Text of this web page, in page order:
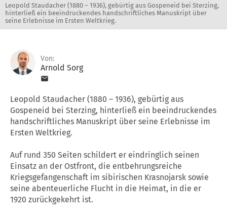
Leopold Staudacher (1880 – 1936), gebürtig aus Gospeneid bei Sterzing,
hinterließ ein beeindruckendes handschriftliches Manuskript über
seine Erlebnisse im Ersten Weltkrieg.
Von:
Arnold Sorg
Leopold Staudacher (1880 – 1936), gebürtig aus
Gospeneid bei Sterzing, hinterließ ein beeindruckendes
handschriftliches Manuskript über seine Erlebnisse im
Ersten Weltkrieg.
Auf rund 350 Seiten schildert er eindringlich seinen
Einsatz an der Ostfront, die entbehrungsreiche
Kriegsgefangenschaft im sibirischen Krasnojarsk sowie
seine abenteuerliche Flucht in die Heimat, in die er
1920 zurückgekehrt ist.